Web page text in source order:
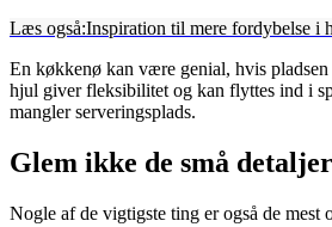
Læs også:Inspiration til mere fordybelse i
En køkkenø kan være genial, hvis
hjul giver fleksibilitet og kan flyttes ind i
mangler serveringsplads.
Glem ikke de små detaljer
Nogle af de vigtigste ting er også de mest